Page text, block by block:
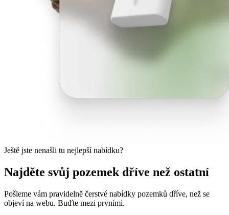
Ještě jste nenašli tu nejlepší nabídku?
Najděte svůj pozemek dříve než ostatní
Pošleme vám pravidelně čerstvé nabídky pozemků dříve, než se
objeví na webu. Buďte mezi prvními.